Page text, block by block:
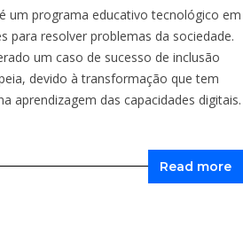
um programa educativo tecnológico em
para resolver problemas da sociedade.
um caso de sucesso de inclusão
devido à transformação que tem
aprendizagem das capacidades digitais.
Read more